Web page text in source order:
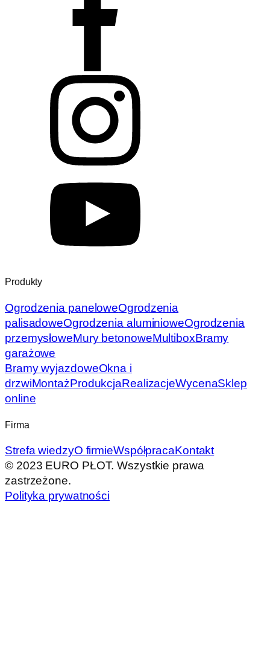
Produkty
Ogrodzenia paneloweOgrodzenia
palisadoweOgrodzenia aluminioweOgrodzenia
przemysłoweMury betonoweMultiboxBramy
garażowe
Bramy wyjazdoweOkna i
drzwiMontażProdukcjaRealizacjeWycenaSklep
online
Firma
Strefa wiedzyO firmieWspółpracaKontakt
© 2023 EURO PŁOT. Wszystkie prawa
zastrzeżone.
Polityka prywatności